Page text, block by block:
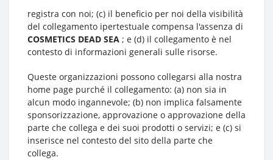
registra con noi; (c) il beneficio per noi della visibilità
del collegamento ipertestuale compensa l'assenza di
COSMETICS DEAD SEA ; e (d) il collegamento è nel
contesto di informazioni generali sulle risorse.
Queste organizzazioni possono collegarsi alla nostra
home page purché il collegamento: (a) non sia in
alcun modo ingannevole; (b) non implica falsamente
sponsorizzazione, approvazione o approvazione della
parte che collega e dei suoi prodotti o servizi; e (c) si
inserisce nel contesto del sito della parte che
collega.